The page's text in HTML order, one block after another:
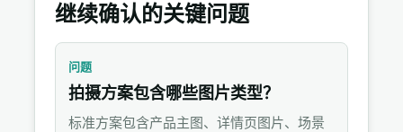
继续确认的关键问题
问题
拍摄方案包含哪些图片类型？
标准方案包含产品主图、详情页图片、场景